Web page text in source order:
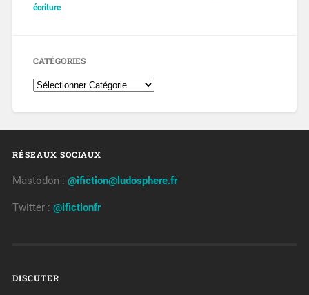
écriture
CATÉGORIES
RÉSEAUX SOCIAUX
Mastodon : @ifiction@ludosphere.fr
Twitter : @ifictionfr
DISCUTER